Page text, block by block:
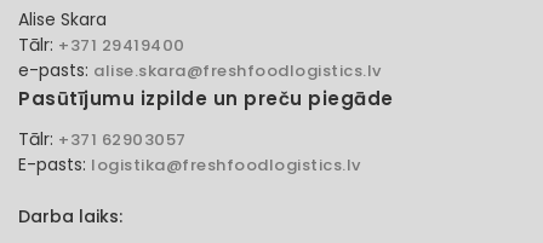
Alise Skara
Tālr: +371 29419400
e-pasts: alise.skara@freshfoodlogistics.lv
Pasūtījumu izpilde un preču piegāde
Tālr: +371 62903057
E-pasts: logistika@freshfoodlogistics.lv
Darba laiks: